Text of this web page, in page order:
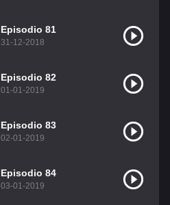
Episodio 81
31-12-2018
Episodio 82
01-01-2019
Episodio 83
02-01-2019
Episodio 84
03-01-2019